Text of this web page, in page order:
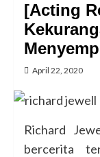
[Acting
April 22, 2020
Richard
bercerita